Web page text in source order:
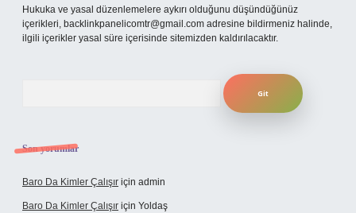
Hukuka ve yasal düzenlemelere aykırı olduğunu düşündüğünüz
içerikleri, backlinkpanelicomtr@gmail.com adresine bildirmeniz halinde,
ilgili içerikler yasal süre içerisinde sitemizden kaldırılacaktır.
Son yorumlar
Baro Da Kimler Çalışır için admin
Baro Da Kimler Çalışır için Yoldaş